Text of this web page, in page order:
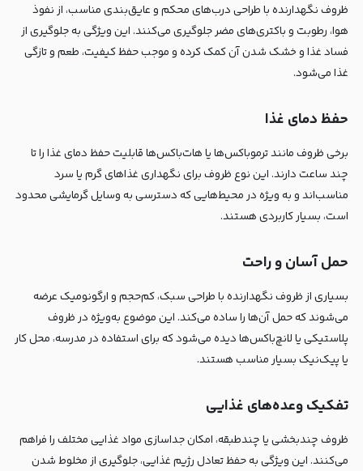
ظروف نگهدارنده با طراحی درب‌های محکم و عایق‌بندی مناسب، از نفوذ
هوا، رطوبت و باکتری‌های مضر جلوگیری می‌کنند. این ویژگی به جلوگیری از
فساد غذا و خشک شدن آن کمک کرده و موجب حفظ کیفیت، طعم و تازگی
غذا می‌شود.
حفظ دمای غذا
برخی ظروف مانند ترموباکس‌ها یا هات‌باکس‌ها قابلیت حفظ دمای غذا را تا
چند ساعت دارند. این نوع ظروف برای نگهداری غذاهای گرم یا سرد
مناسب‌اند و به ویژه در محیط‌هایی که دسترسی به وسایل گرمایشی محدود
است، بسیار کاربردی هستند.
حمل آسان و راحت
بسیاری از ظروف نگهدارنده با طراحی سبک، کم‌حجم و ارگونومیک عرضه
می‌شوند که حمل آن‌ها را ساده می‌کند. این موضوع به‌ویژه در ظروف
پلاستیکی یا لانچ‌باکس‌ها دیده می‌شود که برای استفاده در مدرسه، محل کار
یا پیک‌نیک بسیار مناسب هستند.
تفکیک وعده‌های غذایی
ظروف چندبخشی یا چندطبقه، امکان جداسازی مواد غذایی مختلف را فراهم
می‌کنند. این ویژگی به حفظ تعادل رژیم غذایی، جلوگیری از مخلوط شدن